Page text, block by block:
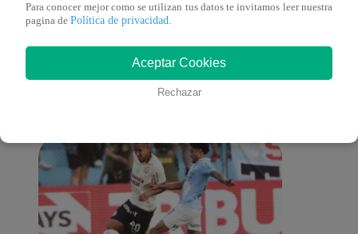
También te puede
interesar
Para conocer mejor como se utilizan tus datos te invitamos leer nuestra
pagina de Política de privacidad
Aceptar Cookies
Rechazar